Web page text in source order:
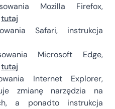
Mozilla Firefox,
tutaj
Safari, instrukcja
Microsoft Edge,
tutaj
Internet Explorer,
zmianę narzędzia na
a ponadto instrukcja